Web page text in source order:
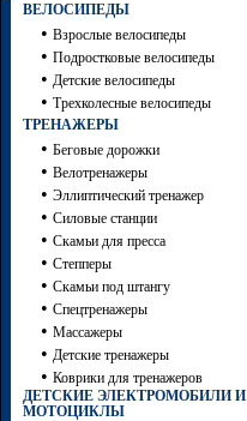
ВЕЛОСИПЕДЫ
• Взрослые велосипеды
• Подростковые велосипеды
• Детские велосипеды
• Трехколесные велосипеды
ТРЕНАЖЕРЫ
• Беговые дорожки
• Велотренажеры
• Эллиптический тренажер
• Силовые станции
• Скамьи для пресса
• Степперы
• Скамьи под штангу
• Спецтренажеры
• Массажеры
• Детские тренажеры
• Коврики для тренажеров
ДЕТСКИЕ ЭЛЕКТРОМОБИЛИ И
МОТОЦИКЛЫ